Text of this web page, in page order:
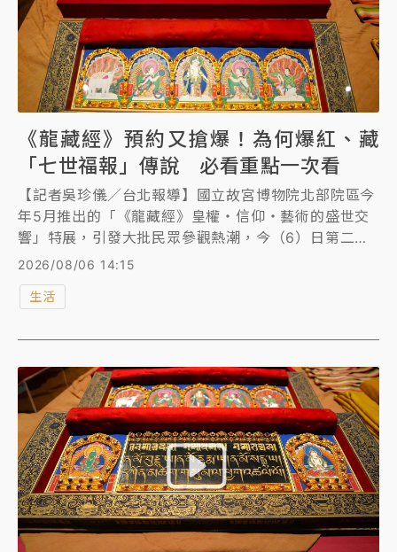
《龍藏經》預約又搶爆！為何爆紅、藏
「七世福報」傳說 必看重點一次看
【記者吳珍儀／台北報導】國立故宮博物院北部院區今
年5月推出的「《龍藏經》皇權・信仰・藝術的盛世交
響」特展，引發大批民眾參觀熱潮，今（6）日第二檔
父親節檔期應觀眾而登場，並且試辦預約制。而原訂上
經》除了展現清初宮廷工藝的精湛技藝與美學成就，也
「盛事特展」來歷。
2026/08/06 14:15
生活